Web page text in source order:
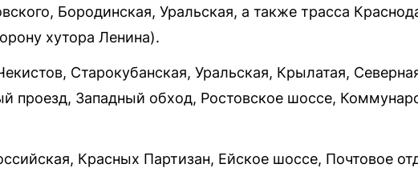
Бородинская, Уральская, а также трасса
хутора Ленина).
Старокубанская, Уральская, Крылатая,
проезд, Западный обход, Ростовское шоссе,
Красных Партизан, Ейское шоссе, Почтовое